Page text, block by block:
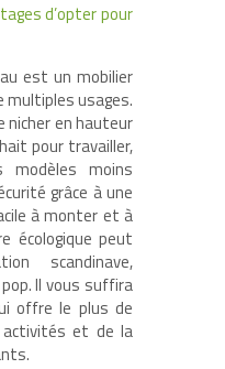
d’opter pour
est un mobilier
multiples usages.
nicher en hauteur
pour travailler,
modèles moins
grâce à une
à monter et à
écologique peut
scandinave,
Il vous suffira
offre le plus de
et de la